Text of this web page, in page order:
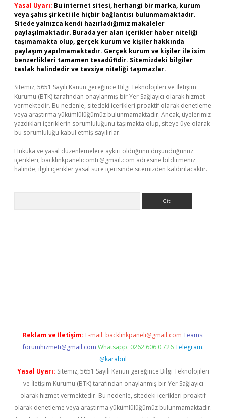
Yasal Uyarı: Bu internet sitesi, herhangi bir marka, kurum
veya şahıs şirketi ile hiçbir bağlantısı bulunmamaktadır.
Sitede yalnızca kendi hazırladığımız makaleler
paylaşılmaktadır. Burada yer alan içerikler haber niteliği
taşımamakta olup, gerçek kurum ve kişiler hakkında
paylaşım yapılmamaktadır. Gerçek kurum ve kişiler ile isim
benzerlikleri tamamen tesadüfidir. Sitemizdeki bilgiler
taslak halindedir ve tavsiye niteliği taşımazlar.
Sitemiz, 5651 Sayılı Kanun gereğince Bilgi Teknolojileri ve İletişim
Kurumu (BTK) tarafından onaylanmış bir Yer Sağlayıcı olarak hizmet
vermektedir. Bu nedenle, sitedeki içerikleri proaktif olarak denetleme
veya araştırma yükümlülüğümüz bulunmamaktadır. Ancak, üyelerimiz
yazdıkları içeriklerin sorumluluğunu taşımakta olup, siteye üye olarak
bu sorumluluğu kabul etmiş sayılırlar.
Hukuka ve yasal düzenlemelere aykırı olduğunu düşündüğünüz
içerikleri, backlinkpanelicomtr@gmail.com adresine bildirmeniz
halinde, ilgili içerikler yasal süre içerisinde sitemizden kaldırılacaktır.
Reklam ve İletişim: E-mail: backlinkpaneli@gmail.com Teams:
forumhizmeti@gmail.com Whatsapp: 0262 606 0 726 Telegram:
@karabul
Yasal Uyarı: Sitemiz, 5651 Sayılı Kanun gereğince Bilgi Teknolojileri
ve İletişim Kurumu (BTK) tarafından onaylanmış bir Yer Sağlayıcı
olarak hizmet vermektedir. Bu nedenle, sitedeki içerikleri proaktif
olarak denetleme veya araştırma yükümlülüğümüz bulunmamaktadır.